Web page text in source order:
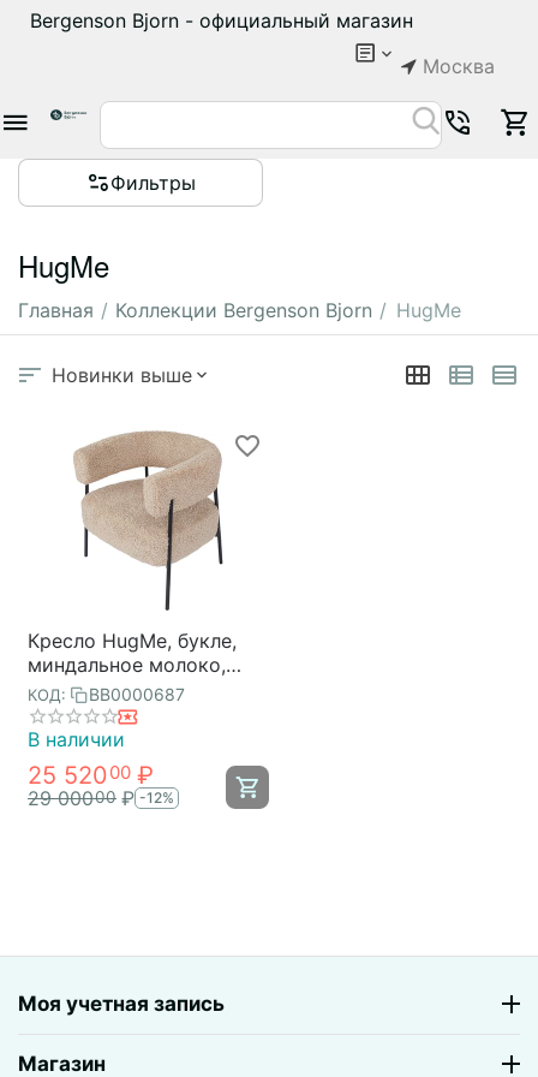
Bergenson Bjorn - официальный магазин
Москва
Фильтры
HugMe
Главная / Коллекции Bergenson Bjorn / HugMe
Новинки выше
Кресло HugMe, букле,
миндальное молоко,
Bergenson Bjorn
КОД: BB0000687
В наличии
25 52000 ₽
29 00000 ₽ -12%
Моя учетная запись
Магазин